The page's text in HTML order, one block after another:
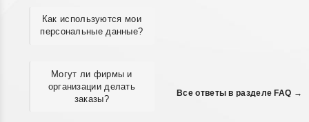
Как используются мои
персональные данные?
Могут ли фирмы и
организации делать
заказы?
Все ответы в разделе FAQ →